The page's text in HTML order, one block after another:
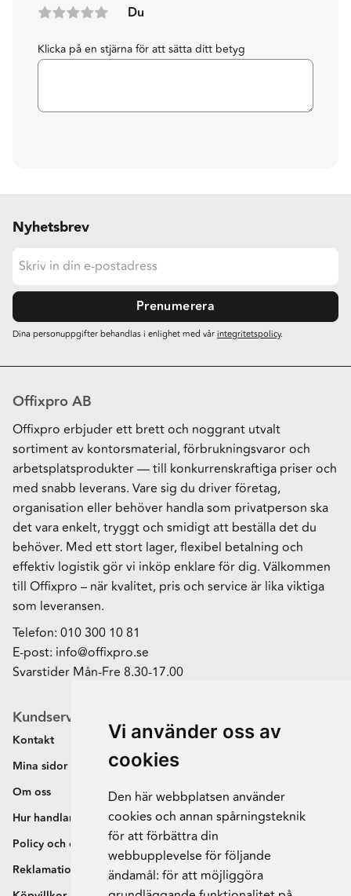
Vi använder oss av
cookies
Den här webbplatsen använder
cookies och annan spårningsteknik
för att förbättra din
webbupplevelse för följande
ändamål: för att möjliggöra
Du
Klicka på en stjärna för att sätta ditt betyg
Nyhetsbrev
Prenumerera
Dina personuppgifter behandlas i enlighet med vårintegritetspolicy.
Offixpro AB
Offixpro erbjuder ett brett och noggrant utvalt
sortiment av kontorsmaterial, förbrukningsvaror och
arbetsplatsprodukter — till konkurrenskraftiga priser och
med snabb leverans. Vare sig du driver företag,
organisation eller behöver handla som privatperson ska
det vara enkelt, tryggt och smidigt att beställa det du
behöver. Med ett stort lager, flexibel betalning och
effektiv logistik gör vi inköp enklare för dig. Välkommen
till Offixpro – när kvalitet, pris och service är lika viktiga
som leveransen.
Telefon: 010 300 10 81
E-post: info@offixpro.se
Svarstider Mån-Fre 8.30-17.00
Kundservice
Kontakt
Mina sidor
Om oss
Hur handlar jag?
Policy och cookies
Reklamation och retur